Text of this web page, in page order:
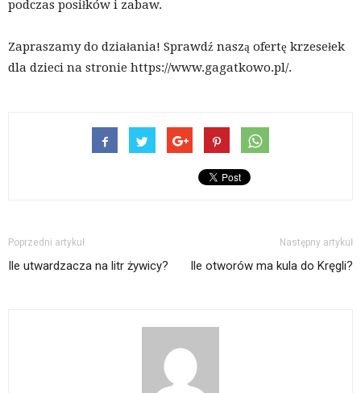
podczas posiłków i zabaw.
Zapraszamy do działania! Sprawdź naszą ofertę krzesełek
dla dzieci na stronie https://www.gagatkowo.pl/.
Poprzedni artykuł
Ile utwardzacza na litr żywicy?
Następny artykuł
Ile otworów ma kula do Kręgli?